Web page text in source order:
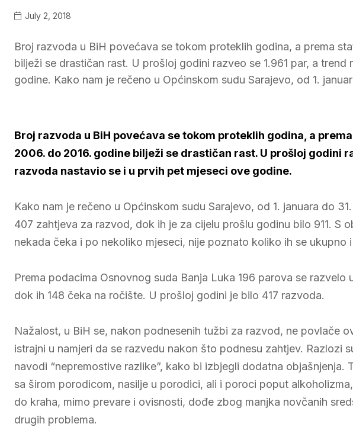
July 2, 2018
Broj razvoda u BiH povećava se tokom proteklih godina, a prema
bilježi se drastičan rast. U prošloj godini razveo se 1.961 par, a
godine. Kako nam je rečeno u Općinskom sudu Sarajevo, od 1.
Broj razvoda u BiH povećava se tokom proteklih godina, a
2006. do 2016. godine bilježi se drastičan rast. U prošloj godini
razvoda nastavio se i u prvih pet mjeseci ove godine.
Kako nam je rečeno u Općinskom sudu Sarajevo, od 1. januara do
407 zahtjeva za razvod, dok ih je za cijelu prošlu godinu bilo 911. S
nekada čeka i po nekoliko mjeseci, nije poznato koliko ih se ukupno
Prema podacima Osnovnog suda Banja Luka 196 parova se razvelo
dok ih 148 čeka na ročište. U prošloj godini je bilo 417 razvoda.
Nažalost, u BiH se, nakon podnesenih tužbi za razvod, ne povlače
istrajni u namjeri da se razvedu nakon što podnesu zahtjev. Razlozi
navodi “nepremostive razlike”, kako bi izbjegli dodatna objašnjenja.
sa širom porodicom, nasilje u porodici, ali i poroci poput
do kraha, mimo prevare i ovisnosti, dođe zbog manjka novčanih
drugih problema.